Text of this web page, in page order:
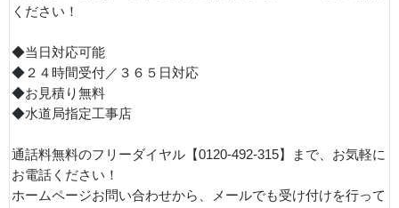
ください！
◆当日対応可能
◆２４時間受付／３６５日対応
◆お見積り無料
◆水道局指定工事店
通話料無料のフリーダイヤル【0120-492-315】まで、お気軽に
お電話ください！
ホームページお問い合わせから、メールでも受け付けを行って